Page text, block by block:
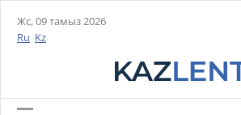
Жс, 09 тамыз 2026
Ru Kz